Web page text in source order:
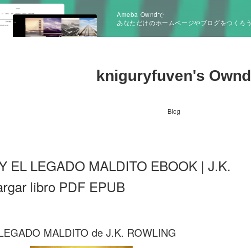
Ameba Owndで
あなただけのホームページやブログをつくろう
kniguryfuven's Ownd
Blog
EL LEGADO MALDITO EBOOK | J.K.
libro PDF EPUB
MALDITO de J.K. ROWLING